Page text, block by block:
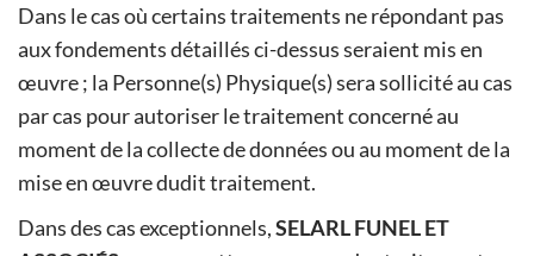
Dans le cas où certains traitements ne répondant pas
aux fondements détaillés ci-dessus seraient mis en
œuvre ; la Personne(s) Physique(s) sera sollicité au cas
par cas pour autoriser le traitement concerné au
moment de la collecte de données ou au moment de la
mise en œuvre dudit traitement.
Dans des cas exceptionnels,SELARL FUNEL ET